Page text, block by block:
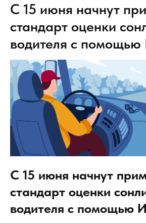
С 15 июня начнут
стандарт оценки
водителя с
С 15 июня начнут
стандарт оценки
водителя с помощью